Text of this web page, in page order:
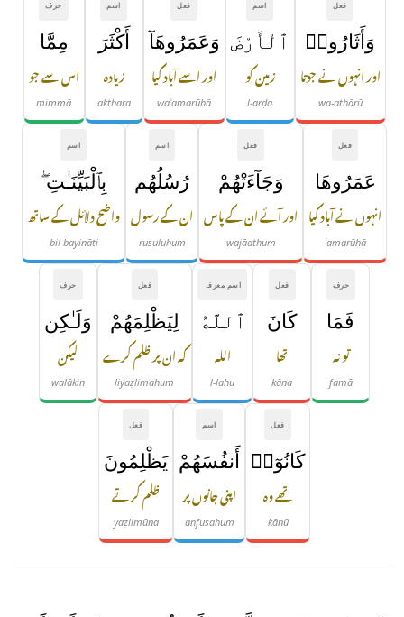
فعل
وَأَثَارُوا۟
اور انہوں نے جوتا
wa-athārū
اسم
ٱلْأَرْضَ
زمین کو
l-arḍa
فعل
وَعَمَرُوهَآ
اور اسے آباد کیا
waʿamarūhā
اسم
أَكْثَرَ
زیادہ
akthara
حرف
مِمَّا
اس سے جو
mimmā
فعل
عَمَرُوهَا
انہوں نے آباد کیا
ʿamarūhā
فعل
وَجَآءَتْهُمْ
اور آئے ان کے پاس
wajāathum
اسم
رُسُلُهُم
ان کے رسول
rusuluhum
اسم
بِٱلْبَيِّنَـٰتِ ۖ
واضح دلائل کے ساتھ
bil-bayināti
حرف
فَمَا
تو نہ
famā
فعل
كَانَ
تھا
kāna
اسم معرفہ
ٱللَّهُ
اللہ
l-lahu
فعل
لِيَظْلِمَهُمْ
کہ ان پر ظلم کرے
liyaẓlimahum
حرف
وَلَـٰكِن
لیکن
walākin
فعل
كَانُوٓا۟
تھے وہ
kānū
اسم
أَنفُسَهُمْ
اپنی جانوں پر
anfusahum
فعل
يَظْلِمُونَ
ظلم کرتے
yaẓlimūna